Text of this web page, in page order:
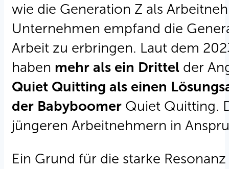
wie die Generation Z als
Unternehmen empfand die
Arbeit zu erbringen. Laut dem
haben mehr als ein Drittel der
Quiet Quitting als einen
der Babyboomer Quiet Quitting.
jüngeren Arbeitnehmern in
Ein Grund für die starke